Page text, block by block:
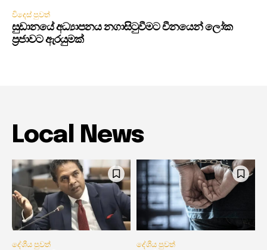
විදෙස් පුවත්
සුඩානයේ අධ්‍යාපනය නගාසිටුවීමට චීනයෙන් ලෝක
ප්‍රජාවට ඇරයුමක්
Local News
දේශීය පුවත් දේශීය පුවත්